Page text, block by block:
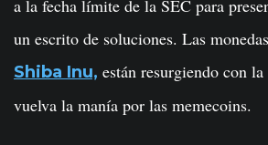
a la fecha límite de la SEC para
un escrito de soluciones. Las
Shiba Inu, están resurgiendo con
vuelva la manía por las memecoins.